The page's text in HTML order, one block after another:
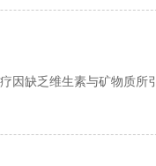
因缺乏维生素与矿物质所